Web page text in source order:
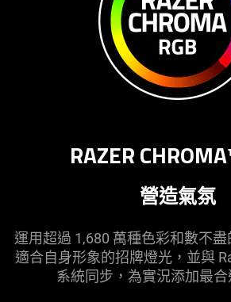
RAZER
營造氣氛
運用超過 1,680 萬種色彩和數不
適合自身形象的招牌燈光，並與
系統同步，為實況添加最合